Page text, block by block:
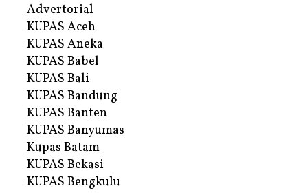
Advertorial
KUPAS Aceh
KUPAS Aneka
KUPAS Babel
KUPAS Bali
KUPAS Bandung
KUPAS Banten
KUPAS Banyumas
Kupas Batam
KUPAS Bekasi
KUPAS Bengkulu